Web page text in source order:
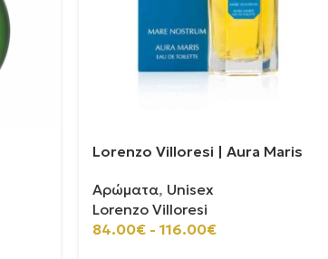
Lorenzo Villoresi | Aura Maris
Αρώματα, Unisex
Lorenzo Villoresi
84.00€ - 116.00€